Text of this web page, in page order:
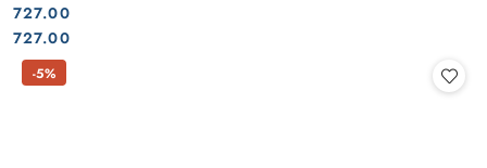
Cena:
727.00
Cena:
727.00
-5%